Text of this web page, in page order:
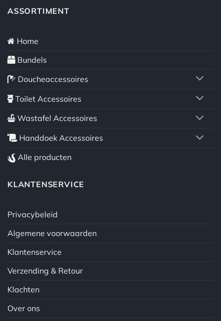
ASSORTIMENT
Home
Bundels
Doucheaccessoires
Toilet Accessoires
Wastafel Accessoires
Handdoek Accessoires
Alle producten
KLANTENSERVICE
Privacybeleid
Algemene voorwaarden
Klantenservice
Verzending & Retour
Klachten
Over ons